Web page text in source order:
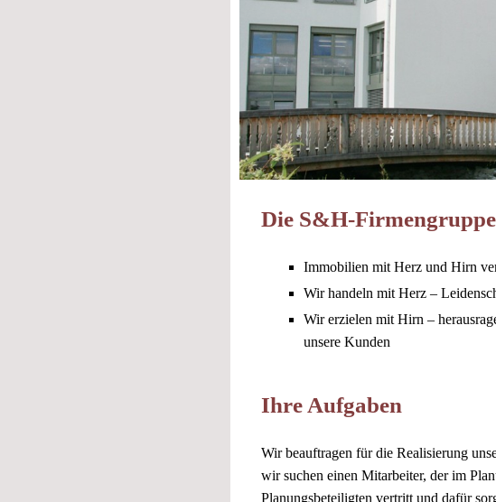
Die S&H-Firmengruppe
Immobilien mit Herz und Hirn
Wir handeln mit Herz –
Wir erzielen mit Hirn –
unsere Kunden
Ihre Aufgaben
Wir beauftragen für die Realisierung
wir suchen einen Mitarbeiter, der im
Planungsbeteiligten vertritt und dafür